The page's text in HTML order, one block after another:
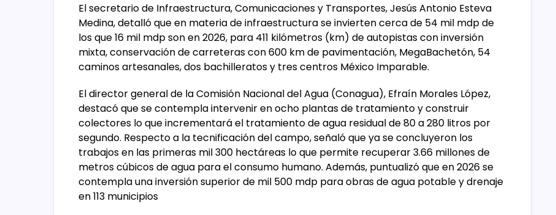
El secretario de Infraestructura, Comunicaciones y Transportes, Jesús Antonio Esteva
Medina, detalló que en materia de infraestructura se invierten cerca de 54 mil mdp de
los que 16 mil mdp son en 2026, para 411 kilómetros (km) de autopistas con inversión
mixta, conservación de carreteras con 600 km de pavimentación, MegaBachetón, 54
caminos artesanales, dos bachilleratos y tres centros México Imparable.
El director general de la Comisión Nacional del Agua (Conagua), Efraín Morales López,
destacó que se contempla intervenir en ocho plantas de tratamiento y construir
colectores lo que incrementará el tratamiento de agua residual de 80 a 280 litros por
segundo. Respecto a la tecnificación del campo, señaló que ya se concluyeron los
trabajos en las primeras mil 300 hectáreas lo que permite recuperar 3.66 millones de
metros cúbicos de agua para el consumo humano. Además, puntualizó que en 2026 se
contempla una inversión superior de mil 500 mdp para obras de agua potable y drenaje
en 113 municipios